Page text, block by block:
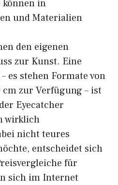
können in
und Materialien
den eigenen
zur Kunst. Eine
es stehen Formate von
cm zur Verfügung – ist
Eyecatcher
wirklich
nicht teures
entscheidet sich
für
sich im Internet